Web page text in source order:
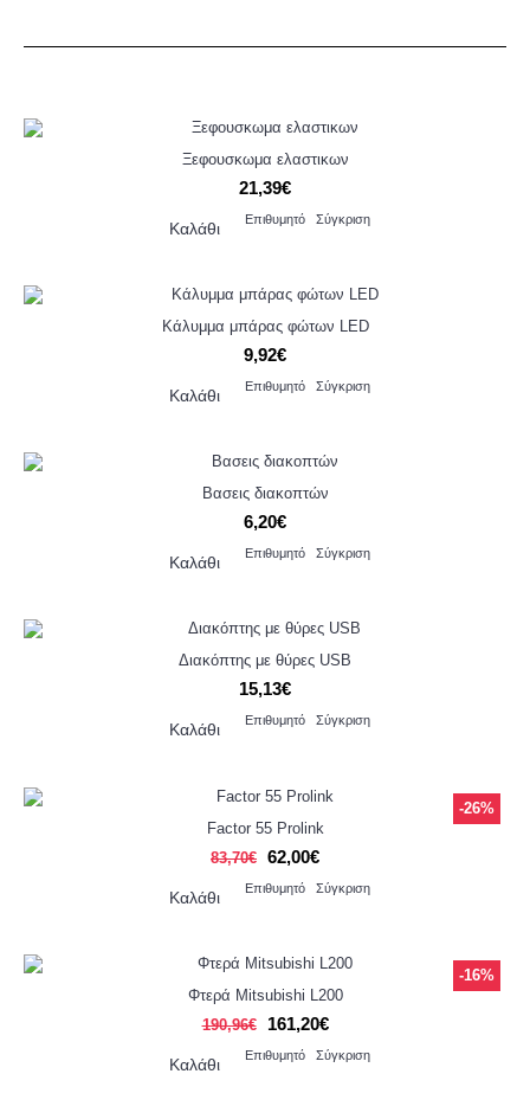
Ξεφουσκωμα ελαστικων
21,39€
Καλάθι Επιθυμητό Σύγκριση
Κάλυμμα μπάρας φώτων LED
9,92€
Καλάθι Επιθυμητό Σύγκριση
Βασεις διακοπτών
6,20€
Καλάθι Επιθυμητό Σύγκριση
Διακόπτης με θύρες USB
15,13€
Καλάθι Επιθυμητό Σύγκριση
-26%
Factor 55 Prolink
83,70€ 62,00€
Καλάθι Επιθυμητό Σύγκριση
-16%
Φτερά Mitsubishi L200
190,96€
161,20€
Καλάθι Επιθυμητό Σύγκριση